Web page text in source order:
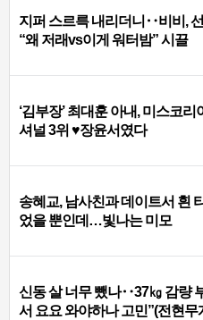
지퍼 스르륵 내리더니‥비비,
“왜 저래vs이게 워터밤” 시끌
‘김부장’ 최대훈 아내, 미스코리
셔널 3위 ♥장윤서였다
송혜교, 남사친과 데이트서 흰
었을 뿐인데…빛나는 미모
신동 살 너무 뺐나‥37㎏ 감량
서 요요 와야하나 고민”(전현무